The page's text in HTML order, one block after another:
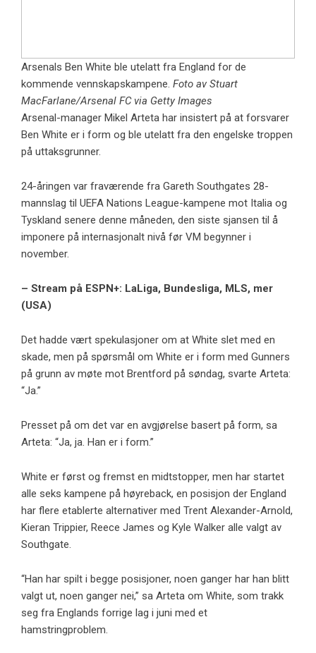
Arsenals Ben White ble utelatt fra England for de
kommende vennskapskampene. Foto av Stuart
MacFarlane/Arsenal FC via Getty Images
Arsenal-manager Mikel Arteta har insistert på at forsvarer
Ben White er i form og ble utelatt fra den engelske troppen
på uttaksgrunner.
24-åringen var fraværende fra Gareth Southgates 28-
mannslag til UEFA Nations League-kampene mot Italia og
Tyskland senere denne måneden, den siste sjansen til å
imponere på internasjonalt nivå før VM begynner i
november.
– Stream på ESPN+: LaLiga, Bundesliga, MLS, mer
(USA)
Det hadde vært spekulasjoner om at White slet med en
skade, men på spørsmål om White er i form med Gunners
på grunn av møte mot Brentford på søndag, svarte Arteta:
“Ja.”
Presset på om det var en avgjørelse basert på form, sa
Arteta: “Ja, ja. Han er i form.”
White er først og fremst en midtstopper, men har startet
alle seks kampene på høyreback, en posisjon der England
har flere etablerte alternativer med Trent Alexander-Arnold,
Kieran Trippier, Reece James og Kyle Walker alle valgt av
Southgate.
“Han har spilt i begge posisjoner, noen ganger har han blitt
valgt ut, noen ganger nei,” sa Arteta om White, som trakk
seg fra Englands forrige lag i juni med et
hamstringproblem.